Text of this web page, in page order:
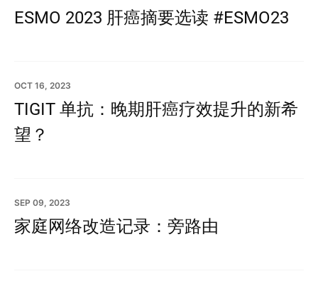
ESMO 2023 肝癌摘要选读 #ESMO23
OCT 16, 2023
TIGIT 单抗：晚期肝癌疗效提升的新希
望？
SEP 09, 2023
家庭网络改造记录：旁路由